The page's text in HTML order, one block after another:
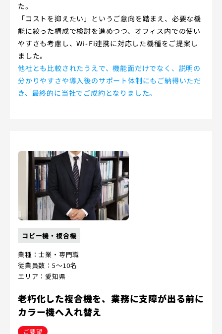
た。
「コストを抑えたい」というご意向を踏まえ、必要な機
能に絞った構成で検討を進めつつ、オフィス内での使い
やすさも考慮し、Wi-Fi連携に対応した機種をご提案し
ました。
他社とも比較されたうえで、機能面だけでなく、説明の
分かりやすさや導入後のサポート体制にもご納得いただ
き、最終的に当社でご成約となりました。
コピー機・複合機
業種：士業・専門職
従業員数：5～10名
エリア：愛知県
老朽化した複合機を、業務に支障が出る前に
カラー機へ入れ替え
ご要望